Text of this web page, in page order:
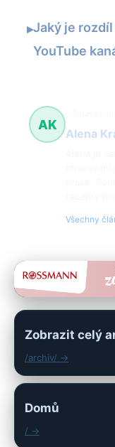
▸Jaký je
YouTube
AK
Alena
Všechny
Zobrazit celý
/archiv/ →
Domů
/ →